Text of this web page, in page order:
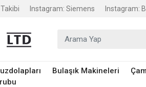
Instagram: Siemens Instagram:
Bulaşık Makineleri
Araştır: